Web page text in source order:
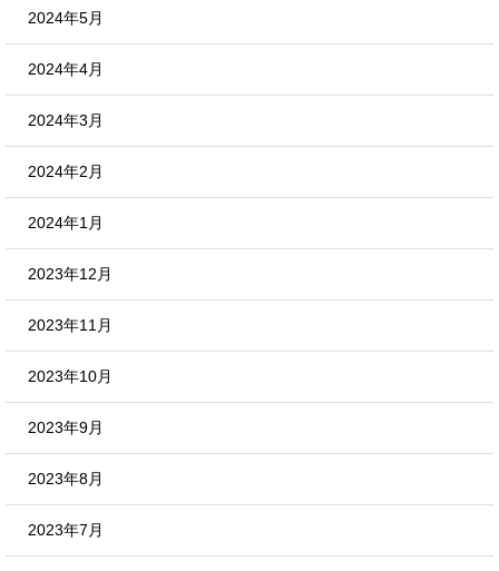
2024年5月
2024年4月
2024年3月
2024年2月
2024年1月
2023年12月
2023年11月
2023年10月
2023年9月
2023年8月
2023年7月